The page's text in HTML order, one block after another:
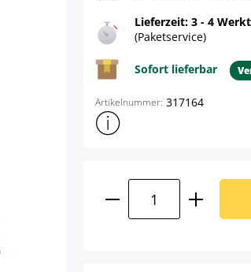
Lieferzeit: 3 - 4
(Paketservice)
Sofort lieferbar
Artikelnummer: 317164
Weitere
Produkt Anzahl: